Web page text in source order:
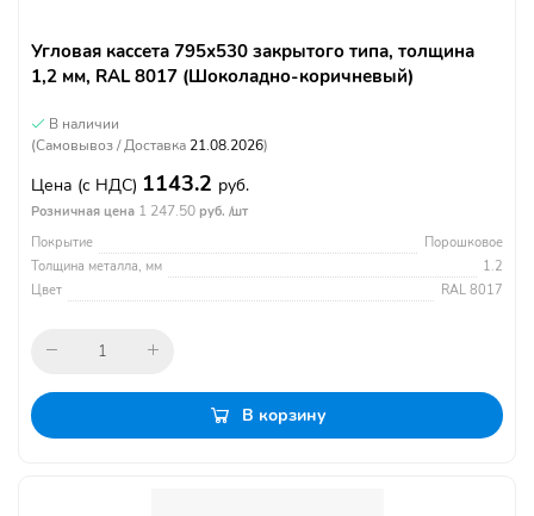
Угловая кассета 795х530 закрытого типа, толщина
1,2 мм, RAL 8017 (Шоколадно-коричневый)
В наличии
(Самовывоз / Доставка 21.08.2026)
Цена (с НДС) 1143.2 руб.
Розничная цена 1 247.50 руб. /шт
Покрытие
Порошковое
Толщина металла, мм
1.2
Цвет
RAL 8017
В корзину